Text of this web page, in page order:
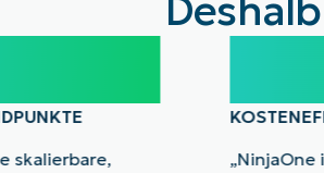
skalierbare,